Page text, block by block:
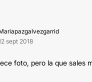
sept 2018
foto, pero la que sales